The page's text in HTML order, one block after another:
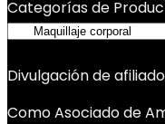
Categorías de
Divulgación de
Como Asociado de